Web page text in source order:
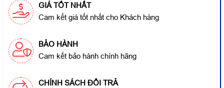
GIÁ TỐT NHẤT
Cam kết giá tốt nhất cho Khách hàng
BẢO HÀNH
Cam kết bảo hành chính hãng
CHÍNH SÁCH ĐỔI TRẢ